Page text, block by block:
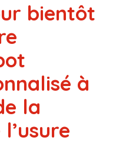
bientôt
à
la